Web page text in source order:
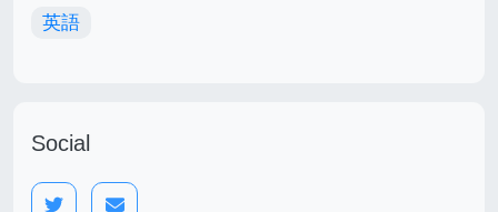
英語
Social